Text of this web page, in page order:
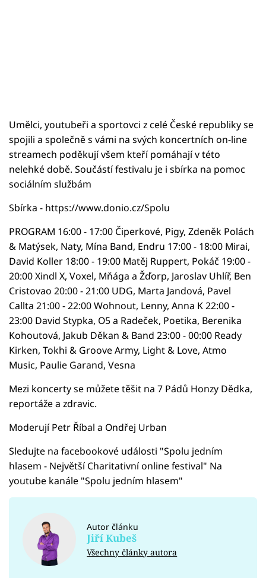
Umělci, youtubeři a sportovci z celé České republiky se
spojili a společně s vámi na svých koncertních on-line
streamech poděkují všem kteří pomáhají v této
nelehké době. Součástí festivalu je i sbírka na pomoc
sociálním službám
Sbírka - https://www.donio.cz/Spolu
PROGRAM 16:00 - 17:00 Čiperkové, Pigy, Zdeněk Polách
& Matýsek, Naty, Mína Band, Endru 17:00 - 18:00 Mirai,
David Koller 18:00 - 19:00 Matěj Ruppert, Pokáč 19:00 -
20:00 Xindl X, Voxel, Mňága a Žďorp, Jaroslav Uhlíř, Ben
Cristovao 20:00 - 21:00 UDG, Marta Jandová, Pavel
Callta 21:00 - 22:00 Wohnout, Lenny, Anna K 22:00 -
23:00 David Stypka, O5 a Radeček, Poetika, Berenika
Kohoutová, Jakub Děkan & Band 23:00 - 00:00 Ready
Kirken, Tokhi & Groove Army, Light & Love, Atmo
Music, Paulie Garand, Vesna
Mezi koncerty se můžete těšit na 7 Pádů Honzy Dědka,
reportáže a zdravic.
Moderují Petr Říbal a Ondřej Urban
Sledujte na facebookové události "Spolu jedním
hlasem - Největší Charitativní online festival" Na
youtube kanále "Spolu jedním hlasem"
Autor článku
Jiří Kubeš
Všechny články autora